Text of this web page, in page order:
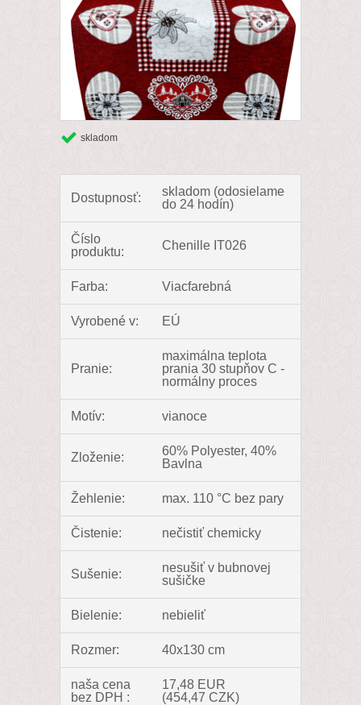
skladom
Dostupnosť:
skladom (odosielame
do 24 hodín)
Číslo
produktu:
Chenille IT026
Farba: Viacfarebná
Vyrobené v: EÚ
Pranie:
maximálna teplota
prania 30 stupňov C -
normálny proces
Motív: vianoce
Zloženie:
60% Polyester, 40%
Bavlna
Žehlenie: max. 110 °C bez pary
Čistenie: nečistiť chemicky
Sušenie:
nesušiť v bubnovej
sušičke
Bielenie: nebieliť
Rozmer: 40x130 cm
naša cena
bez DPH :
17,48 EUR
(454,47 CZK)